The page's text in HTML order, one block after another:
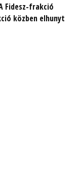
Fidesz-frakció
közben elhunyt